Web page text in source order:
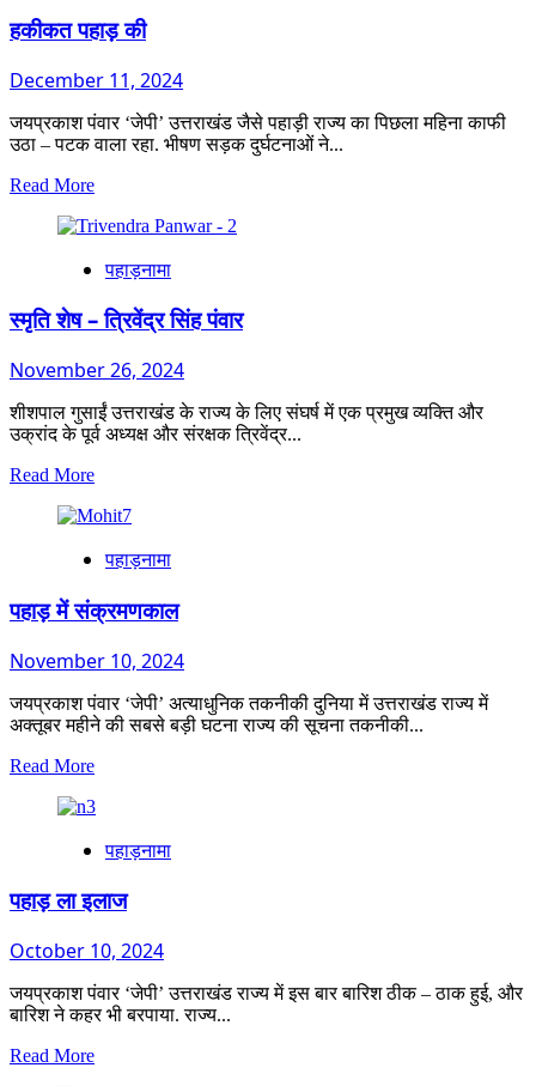
के
लिए
छोड़ो
हकीकत पहाड़ की
December 11, 2024
जयप्रकाश पंवार ‘जेपी’ उत्तराखंड जैसे पहाड़ी राज्य का पिछला महिना काफी
उठा – पटक वाला रहा. भीषण सड़क दुर्घटनाओं ने...
Read MoreRead
about
पहाड़
पहाड़नामा
स्मृति शेष – त्रिवेंद्र सिंह पंवार
November 26, 2024
शीशपाल गुसाईं उत्तराखंड के राज्य के लिए संघर्ष में एक प्रमुख व्यक्ति और
उक्रांद के पूर्व अध्यक्ष और संरक्षक त्रिवेंद्र...
Read MoreRead
about
शेष
त्रिवेंद्र
सिंह
पहाड़नामा
पहाड़ में संक्रमणकाल
November 10, 2024
जयप्रकाश पंवार ‘जेपी’ अत्याधुनिक तकनीकी दुनिया में उत्तराखंड राज्य में
अक्तूबर महीने की सबसे बड़ी घटना राज्य की सूचना तकनीकी...
Read MoreRead
about
पहाड़नामा
पहाड़ ला इलाज
October 10, 2024
जयप्रकाश पंवार ‘जेपी’ उत्तराखंड राज्य में इस बार बारिश ठीक – ठाक हुई, और
बारिश ने कहर भी बरपाया. राज्य...
Read MoreRead